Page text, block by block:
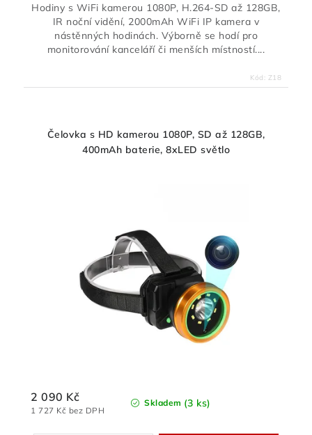
Hodiny s WiFi kamerou 1080P, H.264-SD až 128GB,
IR noční vidění, 2000mAh WiFi IP kamera v
nástěnných hodinách. Výborně se hodí pro
monitorování kanceláří či menších místností....
Kód: Z18
Čelovka s HD kamerou 1080P, SD až 128GB,
400mAh baterie, 8xLED světlo
Skladem (3 ks)
1 727 Kč bez DPH
2 090 Kč